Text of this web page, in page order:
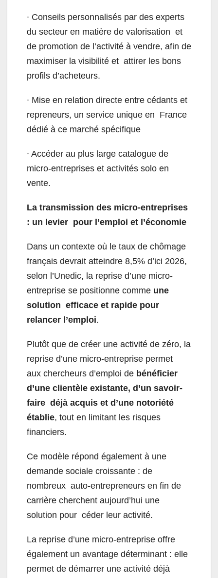
∙ Conseils personnalisés par des experts
du secteur en matière de valorisation et
de promotion de l’activité à vendre, afin de
maximiser la visibilité et attirer les bons
profils d’acheteurs.
∙ Mise en relation directe entre cédants et
repreneurs, un service unique en France
dédié à ce marché spécifique
∙ Accéder au plus large catalogue de
micro-entreprises et activités solo en
vente.
La transmission des micro-entreprises
: un levier pour l’emploi et l’économie
Dans un contexte où le taux de chômage
français devrait atteindre 8,5% d’ici 2026,
selon l’Unedic, la reprise d’une micro-
entreprise se positionne comme une
solution efficace et rapide pour
relancer l’emploi.
Plutôt que de créer une activité de zéro, la
reprise d’une micro-entreprise permet
aux chercheurs d’emploi de bénéficier
d’une clientèle existante, d’un savoir-
faire déjà acquis et d’une notoriété
établie, tout en limitant les risques
financiers.
Ce modèle répond également à une
demande sociale croissante : de
nombreux auto-entrepreneurs en fin de
carrière cherchent aujourd’hui une
solution pour céder leur activité.
La reprise d’une micro-entreprise offre
également un avantage déterminant : elle
permet de démarrer une activité déjà